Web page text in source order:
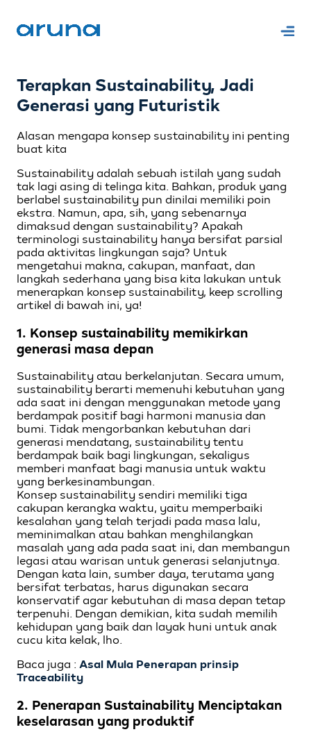
Terapkan Sustainability, Jadi
Generasi yang Futuristik
Alasan mengapa konsep sustainability ini penting
buat kita
Sustainability adalah sebuah istilah yang sudah
tak lagi asing di telinga kita. Bahkan, produk yang
berlabel sustainability pun dinilai memiliki poin
ekstra. Namun, apa, sih, yang sebenarnya
dimaksud dengan sustainability? Apakah
terminologi sustainability hanya bersifat parsial
pada aktivitas lingkungan saja? Untuk
mengetahui makna, cakupan, manfaat, dan
langkah sederhana yang bisa kita lakukan untuk
menerapkan konsep sustainability, keep scrolling
artikel di bawah ini, ya!
1. Konsep sustainability memikirkan
generasi masa depan
Sustainability atau berkelanjutan. Secara umum,
sustainability berarti memenuhi kebutuhan yang
ada saat ini dengan menggunakan metode yang
berdampak positif bagi harmoni manusia dan
bumi. Tidak mengorbankan kebutuhan dari
generasi mendatang, sustainability tentu
berdampak baik bagi lingkungan, sekaligus
memberi manfaat bagi manusia untuk waktu
yang berkesinambungan.
Konsep sustainability sendiri memiliki tiga
cakupan kerangka waktu, yaitu memperbaiki
kesalahan yang telah terjadi pada masa lalu,
meminimalkan atau bahkan menghilangkan
masalah yang ada pada saat ini, dan membangun
legasi atau warisan untuk generasi selanjutnya.
Dengan kata lain, sumber daya, terutama yang
bersifat terbatas, harus digunakan secara
konservatif agar kebutuhan di masa depan tetap
terpenuhi. Dengan demikian, kita sudah memilih
kehidupan yang baik dan layak huni untuk anak
cucu kita kelak, lho.
Baca juga : Asal Mula Penerapan prinsip
Traceability
2. Penerapan Sustainability Menciptakan
keselarasan yang produktif